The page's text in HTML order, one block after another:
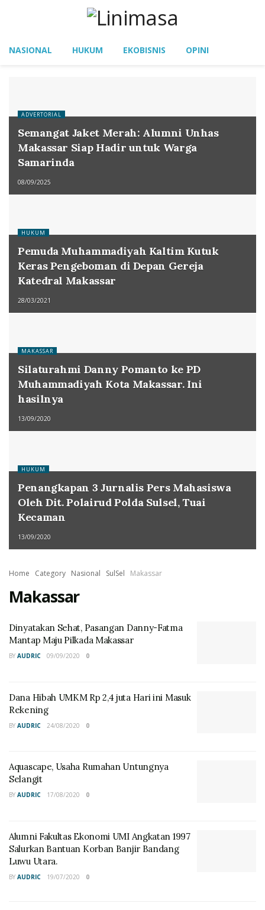
NASIONAL HUKUM EKOBISNIS OPINI
ADVERTORIAL
Semangat Jaket Merah: Alumni Unhas
Makassar Siap Hadir untuk Warga
Samarinda
08/09/2025
HUKUM
Pemuda Muhammadiyah Kaltim Kutuk
Keras Pengeboman di Depan Gereja
Katedral Makassar
28/03/2021
MAKASSAR
Silaturahmi Danny Pomanto ke PD
Muhammadiyah Kota Makassar. Ini
hasilnya
13/09/2020
HUKUM
Penangkapan 3 Jurnalis Pers Mahasiswa
Oleh Dit. Polairud Polda Sulsel, Tuai
Kecaman
13/09/2020
Home Category Nasional SulSel Makassar
Makassar
Dinyatakan Sehat, Pasangan Danny-Fatma
Mantap Maju Pilkada Makassar
BY AUDRIC 09/09/2020 0
Dana Hibah UMKM Rp 2,4 juta Hari ini Masuk
Rekening
BY AUDRIC 24/08/2020 0
Aquascape, Usaha Rumahan Untungnya
Selangit
BY AUDRIC 17/08/2020 0
Alumni Fakultas Ekonomi UMI Angkatan 1997
Salurkan Bantuan Korban Banjir Bandang
Luwu Utara.
BY AUDRIC 19/07/2020 0